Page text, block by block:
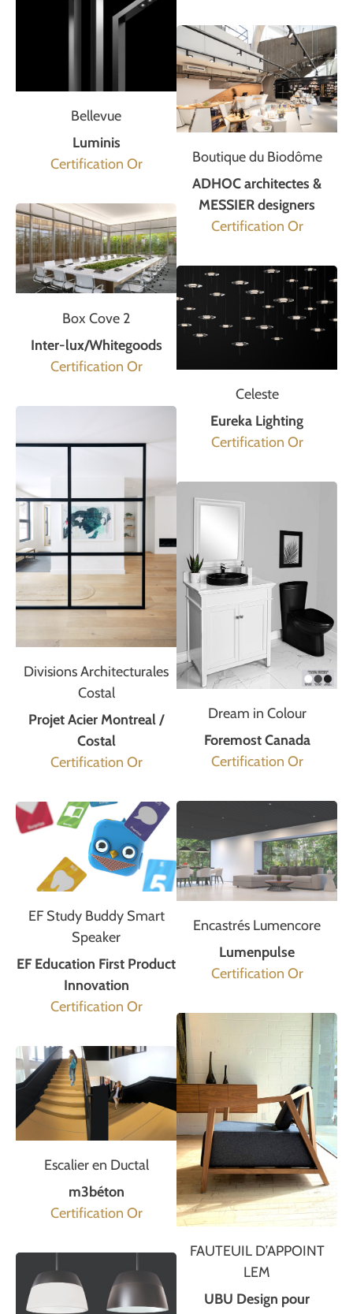
Bellevue
Luminis
Certification Or
Box Cove 2
Inter-lux/Whitegoods
Certification Or
Divisions Architecturales
Costal
Projet Acier Montreal /
Costal
Certification Or
EF Study Buddy Smart
Speaker
EF Education First Product
Innovation
Certification Or
Escalier en Ductal
m3béton
Certification Or
Boutique du Biodôme
ADHOC architectes &
MESSIER designers
Certification Or
Celeste
Eureka Lighting
Certification Or
Dream in Colour
Foremost Canada
Certification Or
Encastrés Lumencore
Lumenpulse
Certification Or
FAUTEUIL D’APPOINT
LEM
UBU Design pour